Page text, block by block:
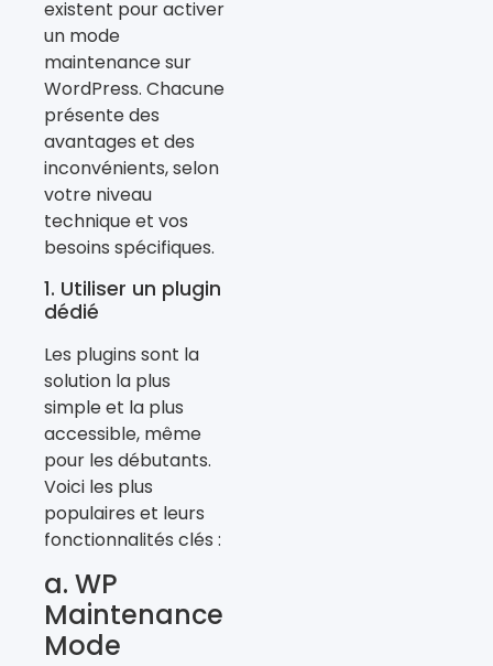
existent pour activer
un mode
maintenance sur
WordPress. Chacune
présente des
avantages et des
inconvénients, selon
votre niveau
technique et vos
besoins spécifiques.
1. Utiliser un plugin
dédié
Les plugins sont la
solution la plus
simple et la plus
accessible, même
pour les débutants.
Voici les plus
populaires et leurs
fonctionnalités clés :
a. WP
Maintenance
Mode